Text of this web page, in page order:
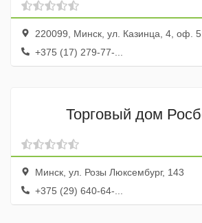
220099, Минск, ул. Казинца, 4, оф.
+375 (17) 279-77-...
Торговый дом
Минск, ул. Розы Люксембург, 143
+375 (29) 640-64-...